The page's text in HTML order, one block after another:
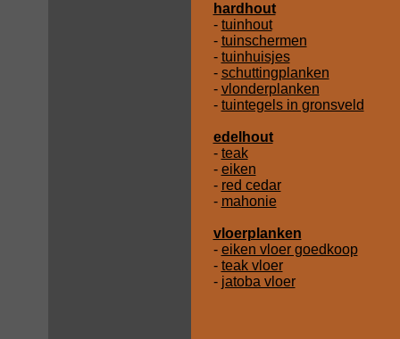
hardhout
- tuinhout
- tuinschermen
- tuinhuisjes
- schuttingplanken
- vlonderplanken
- tuintegels in gronsveld
edelhout
- teak
- eiken
- red cedar
- mahonie
vloerplanken
- eiken vloer goedkoop
- teak vloer
- jatoba vloer